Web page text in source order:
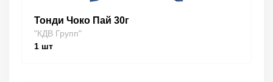
Тонди Чоко Пай 30г
"КДВ Групп"
1 шт